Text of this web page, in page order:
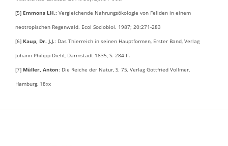
[5] Emmons LH.: Vergleichende Nahrungsökologie von Feliden in einem
neotropischen Regenwald. Ecol Sociobiol. 1987; 20:271-283
[6] Kaup, Dr. J.J.: Das Thierreich in seinen Hauptformen, Erster Band, Verlag
Johann Philipp Diehl, Darmstadt 1835, S. 284 ff.
[7] Müller, Anton: Die Reiche der Natur, S. 75, Verlag Gottfried Vollmer,
Hamburg, 18xx